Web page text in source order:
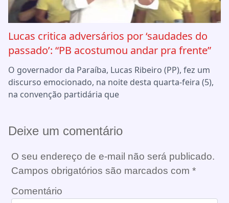
Lucas critica adversários por ‘saudades do
passado’: “PB acostumou andar pra frente”
O governador da Paraíba, Lucas Ribeiro (PP), fez um
discurso emocionado, na noite desta quarta-feira (5),
na convenção partidária que
Deixe um comentário
O seu endereço de e-mail não será publicado.
Campos obrigatórios são marcados com *
Comentário